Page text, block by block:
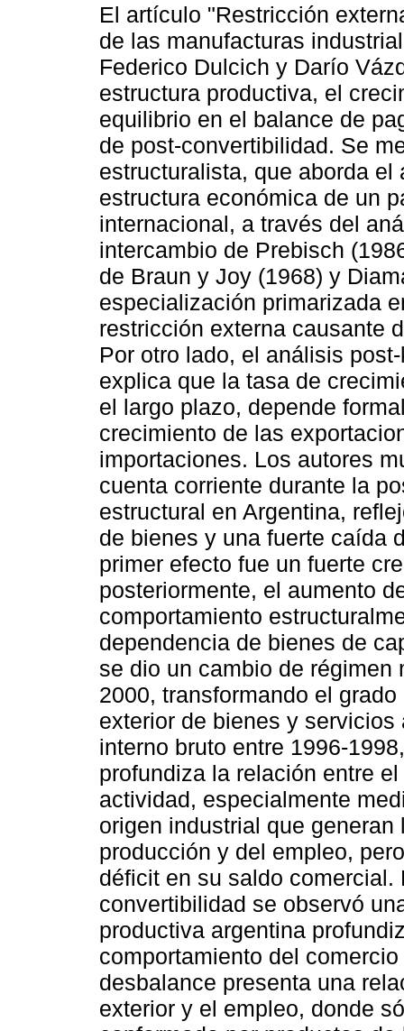
El artículo "Restricción
de las manufacturas
Federico Dulcich y Darío
estructura productiva, el
equilibrio en el balance de
de post-convertibilidad. Se
estructuralista, que aborda
estructura económica de un
internacional, a través del
intercambio de Prebisch
de Braun y Joy (1968) y
especialización primarizada
restricción externa causante
Por otro lado, el análisis
explica que la tasa de
el largo plazo, depende
crecimiento de las
importaciones. Los autores
cuenta corriente durante la
estructural en Argentina,
de bienes y una fuerte caída
primer efecto fue un fuerte
posteriormente, el aumento
comportamiento
dependencia de bienes de
se dio un cambio de
2000, transformando el
exterior de bienes y
interno bruto entre 1996-
profundiza la relación entre
actividad, especialmente
origen industrial que
producción y del empleo,
déficit en su saldo
convertibilidad se observó
productiva argentina
comportamiento del
desbalance presenta una
exterior y el empleo, donde